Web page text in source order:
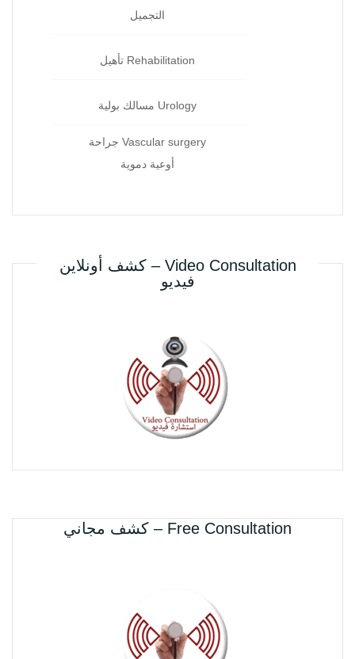
التجميل
Rehabilitation تأهيل
Urology مسالك بولية
Vascular surgery جراحة
أوعية دموية
Video Consultation – كشف أونلاين
فيديو
Free Consultation – كشف مجاني